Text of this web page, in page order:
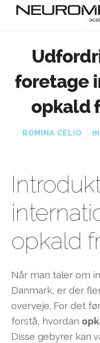
foretage
opkald
ROMINA CELIO
opkald
Når man taler om
Danmark, er der
overveje. For det
forstå, hvordan
Disse gebyrer kan